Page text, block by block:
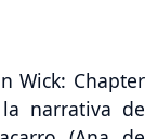
Wick: Chapter
narrativa de